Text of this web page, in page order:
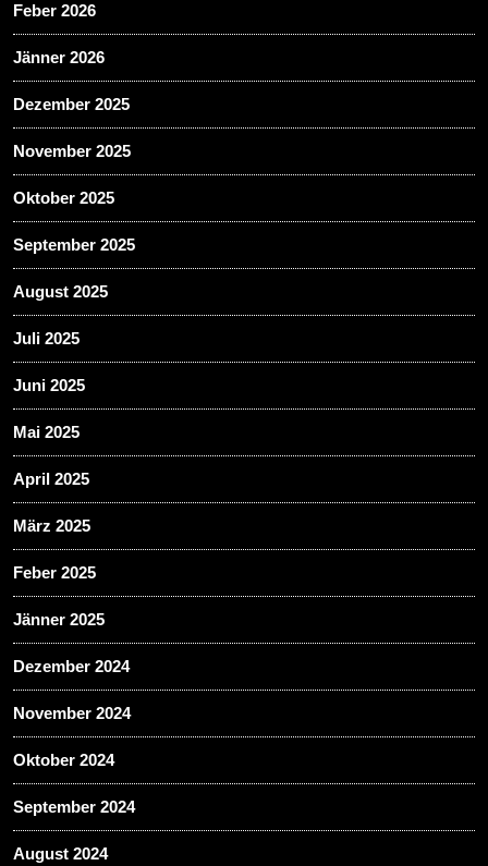
Feber 2026
Jänner 2026
Dezember 2025
November 2025
Oktober 2025
September 2025
August 2025
Juli 2025
Juni 2025
Mai 2025
April 2025
März 2025
Feber 2025
Jänner 2025
Dezember 2024
November 2024
Oktober 2024
September 2024
August 2024